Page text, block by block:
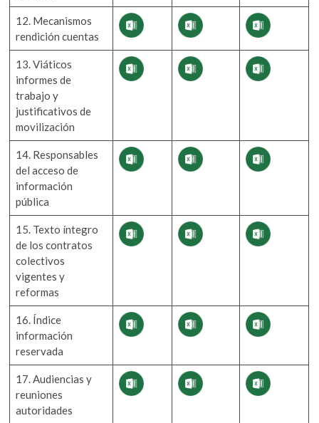
12. Mecanismos
rendición cuentas
13. Viáticos
informes de
trabajo y
justificativos de
movilización
14. Responsables
del acceso de
información
pública
15. Texto íntegro
de los contratos
colectivos
vigentes y
reformas
16. Índice
información
reservada
17. Audiencias y
reuniones
autoridades